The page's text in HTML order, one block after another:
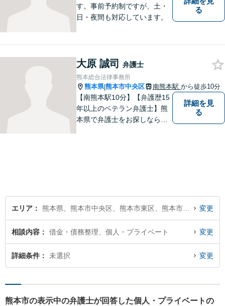
す。事前予約制ですが、土・
日・夜間も対応しています。
る
大原 誠司 弁護士
熊本総合法律事務所
熊本県|熊本市中央区 南熊本駅 から徒歩10分
【南熊本駅10分】【弁護歴15
年以上のベテラン弁護士】熊
本県で弁護士をお探しなら、
ます。
詳細を見
る
エリア 変更
相談内容 借金・債務整理、個人・プライベート 変更
詳細条件 未選択 変更
熊本市の表示中の弁護士が回答した個人・プライベートの